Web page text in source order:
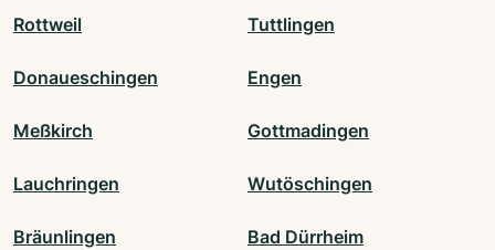
Rottweil Tuttlingen
Donaueschingen Engen
Meßkirch Gottmadingen
Lauchringen Wutöschingen
Bräunlingen Bad Dürrheim